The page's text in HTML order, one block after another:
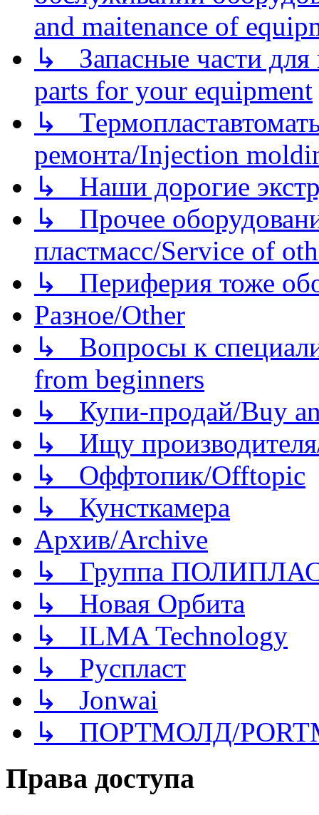
and maitenance of
↳ Запасные части для
parts for your equipment
↳
ремонта/Injection
↳ Наши дорогие
↳ Прочее
пластмасс/Service of
↳ Периферия тоже
Разное/Other
↳ Вопросы к
from beginners
↳ Купи-продай/Buy
↳ Ищу
↳ Оффтопик/Offtopic
↳ Кунсткамера
Архив/Archive
↳ Группа
↳ Новая Орбита
↳ ILMA Technology
↳ Руспласт
↳ Jonwai
↳ ПОРТМОЛД/
Права доступа